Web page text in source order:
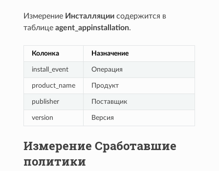
Измерение Инсталляции содержится в
таблицеagent_appinstallation.
Колонка Назначение
install_event Операция
product_name Продукт
publisher Поставщик
version Версия
Измерение Сработавшие
политики